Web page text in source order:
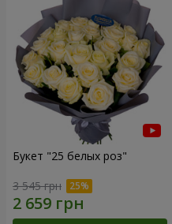
Букет "25 белых роз"
3 545 грн